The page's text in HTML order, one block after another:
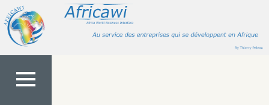
contenu